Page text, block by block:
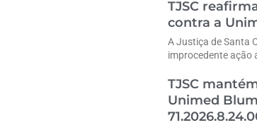
TJSC
contra a
A Justiça de Santa
improcedente ação
TJSC
Unimed